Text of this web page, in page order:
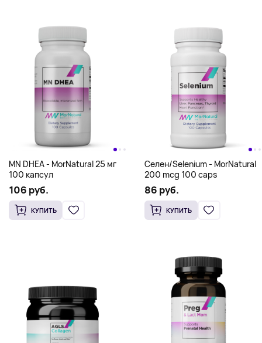
Карнитин Dual Carnitine -
MorNatural 120 caps
КУПИТЬ
AGLS 3 в 1 - MorNatural 102 г
256 руб.
КУПИТЬ